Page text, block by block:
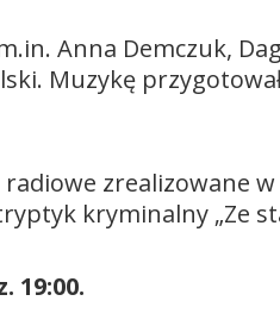
Anna Demczuk,
Muzykę
zrealizowane
kryminalny „Ze
19:00.